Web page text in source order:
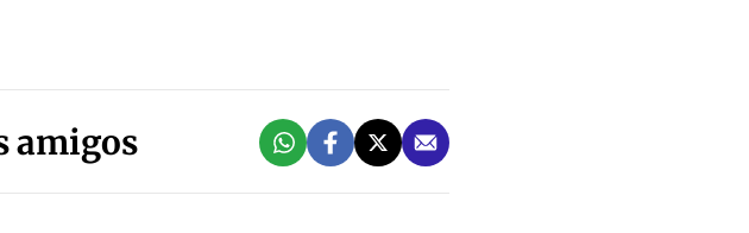
amigos